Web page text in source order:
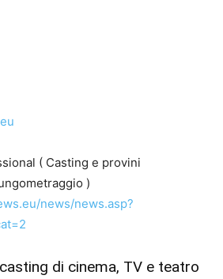
( Casting e provini
)
news/news.asp?
di cinema, TV e teatro